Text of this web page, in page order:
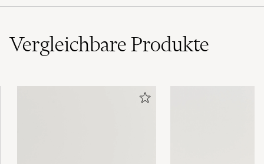
VergleichbareProdukte